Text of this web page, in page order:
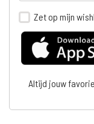
Zet op mijn
Altijd jouw